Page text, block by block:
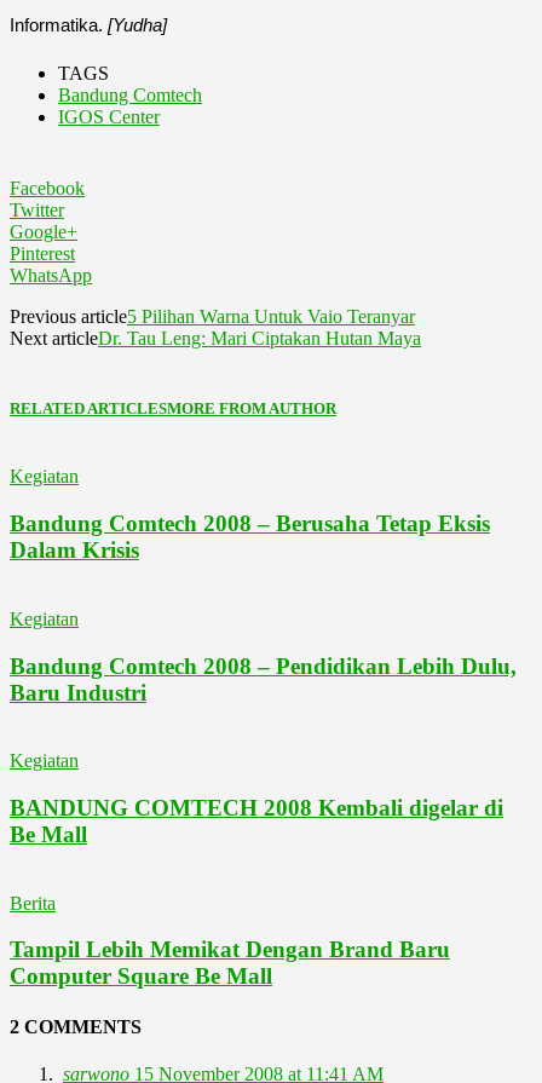
Informatika. [Yudha]
TAGS
Bandung Comtech
IGOS Center
Facebook
Twitter
Google+
Pinterest
WhatsApp
Previous article5 Pilihan Warna Untuk Vaio Teranyar
Next articleDr. Tau Leng: Mari Ciptakan Hutan Maya
RELATED ARTICLESMORE FROM AUTHOR
Kegiatan
Bandung Comtech 2008 – Berusaha Tetap Eksis
Dalam Krisis
Kegiatan
Bandung Comtech 2008 – Pendidikan Lebih Dulu,
Baru Industri
Kegiatan
BANDUNG COMTECH 2008 Kembali digelar di
Be Mall
Berita
Tampil Lebih Memikat Dengan Brand Baru
Computer Square Be Mall
2 COMMENTS
sarwono 15 November 2008 at 11:41 AM